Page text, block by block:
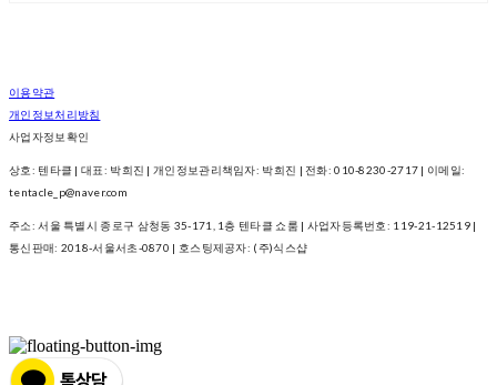
이용약관
개인정보처리방침
사업자정보확인
상호: 텐타클 | 대표: 박희진 | 개인정보관리책임자: 박희진 | 전화: 010-8230-2717 | 이메일:
tentacle_p@naver.com
주소: 서울 특별시 종로구 삼청동 35-171, 1층 텐타클 쇼룸 | 사업자등록번호: 119-21-12519 |
통신판매: 2018-서울서초-0870 | 호스팅제공자: (주)식스샵